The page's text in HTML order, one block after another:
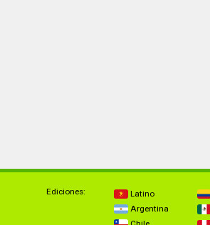
Ediciones:
Latino
Argentina